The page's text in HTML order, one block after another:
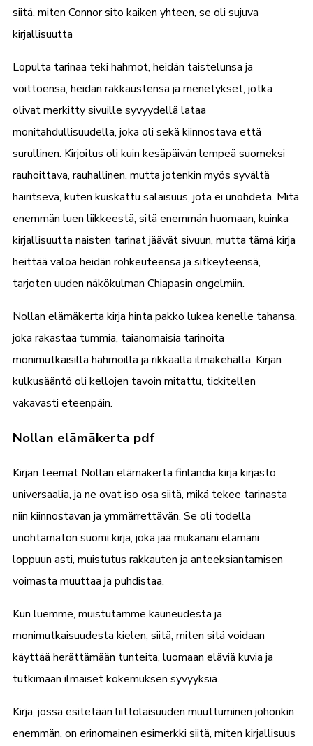
siitä, miten Connor sito kaiken yhteen, se oli sujuva
kirjallisuutta
Lopulta tarinaa teki hahmot, heidän taistelunsa ja
voittoensa, heidän rakkaustensa ja menetykset, jotka
olivat merkitty sivuille syvyydellä lataa
monitahdullisuudella, joka oli sekä kiinnostava että
surullinen. Kirjoitus oli kuin kesäpäivän lempeä suomeksi
rauhoittava, rauhallinen, mutta jotenkin myös syvältä
häiritsevä, kuten kuiskattu salaisuus, jota ei unohdeta. Mitä
enemmän luen liikkeestä, sitä enemmän huomaan, kuinka
kirjallisuutta naisten tarinat jäävät sivuun, mutta tämä kirja
heittää valoa heidän rohkeuteensa ja sitkeyteensä,
tarjoten uuden näkökulman Chiapasin ongelmiin.
Nollan elämäkerta kirja hinta pakko lukea kenelle tahansa,
joka rakastaa tummia, taianomaisia tarinoita
monimutkaisilla hahmoilla ja rikkaalla ilmakehällä. Kirjan
kulkusääntö oli kellojen tavoin mitattu, tickitellen
vakavasti eteenpäin.
Nollan elämäkerta pdf
Kirjan teemat Nollan elämäkerta finlandia kirja​ kirjasto
universaalia, ja ne ovat iso osa siitä, mikä tekee tarinasta
niin kiinnostavan ja ymmärrettävän. Se oli todella
unohtamaton suomi kirja, joka jää mukanani elämäni
loppuun asti, muistutus rakkauten ja anteeksiantamisen
voimasta muuttaa ja puhdistaa.
Kun luemme, muistutamme kauneudesta ja
monimutkaisuudesta kielen, siitä, miten sitä voidaan
käyttää herättämään tunteita, luomaan eläviä kuvia ja
tutkimaan ilmaiset kokemuksen syvyyksiä.
Kirja, jossa esitetään liittolaisuuden muuttuminen johonkin
enemmän, on erinomainen esimerkki siitä, miten kirjallisuus